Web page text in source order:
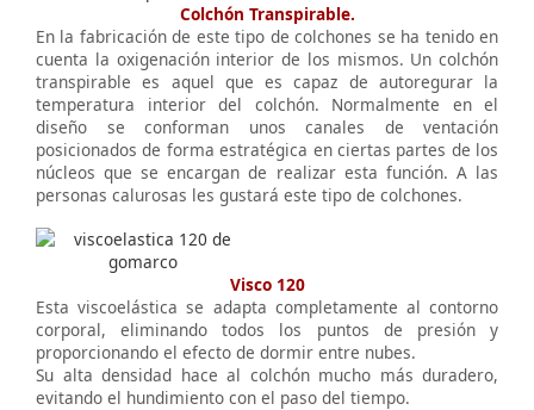
Colchón Transpirable.
En la fabricación de este tipo de colchones se ha tenido en
cuenta la oxigenación interior de los mismos. Un colchón
transpirable es aquel que es capaz de autoregurar la
temperatura interior del colchón. Normalmente en el
diseño se conforman unos canales de ventación
posicionados de forma estratégica en ciertas partes de los
núcleos que se encargan de realizar esta función. A las
personas calurosas les gustará este tipo de colchones.
Visco 120
Esta viscoelástica se adapta completamente al contorno
corporal, eliminando todos los puntos de presión y
proporcionando el efecto de dormir entre nubes.
Su alta densidad hace al colchón mucho más duradero,
evitando el hundimiento con el paso del tiempo.